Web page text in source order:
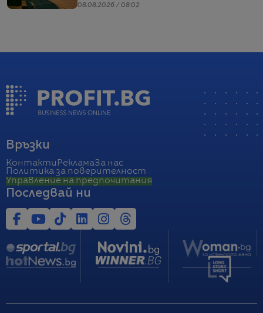
08.08.2026 / 08:02
Връзки
Контакти РекламаЗа нас
Политика за поверителност
Управление на предпочитания
Последвай ни